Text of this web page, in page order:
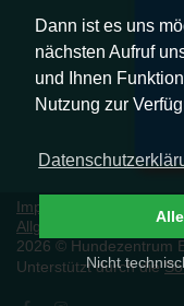
Dann ist es uns
nächsten Aufruf
und Ihnen
Nutzung zur
Nicht
Impressum
Allgemeine
2026 © Hundezentrum
Unterstützt durch die